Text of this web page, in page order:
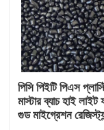
পিসি পিইটি পিএস
মাস্টার ব্যাচ হাই লাইট
গুড মাইগ্রেশন